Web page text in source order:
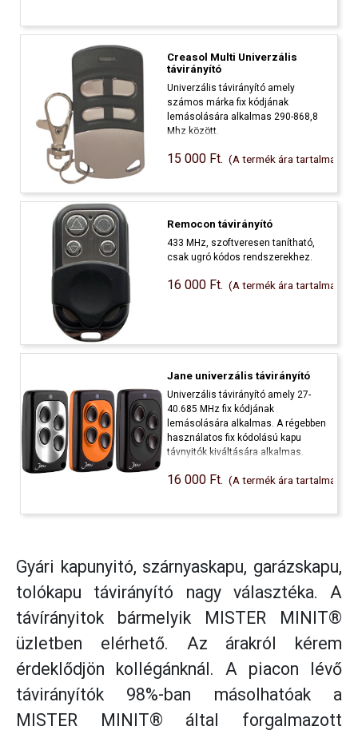
Creasol Multi Univerzális
távirányító
Univerzális távirányító amely
számos márka fix kódjának
lemásolására alkalmas 290-868,8
Mhz között.
15 000 Ft. (A termék ára tartalmazza
Remocon távirányító
433 MHz, szoftveresen tanítható,
csak ugró kódos rendszerekhez.
16 000 Ft. (A termék ára tartalmazza
Jane univerzális távirányító
Univerzális távirányító amely 27-
40.685 MHz fix kódjának
lemásolására alkalmas. A régebben
használatos fix kódolású kapu
távnyitók kiváltására alkalmas.
16 000 Ft. (A termék ára tartalmazza
Gyári kapunyitó, szárnyaskapu, garázskapu,
tolókapu
távirányító nagy választéka.
A
távírányitok bármelyik
MISTER MINIT®
üzletben elérhető. Az árakról kérem
érdeklődjön kollégánknál. A piacon lévő
távirányítók 98%-ban másolhatóak a
MISTER MINIT® által forgalmazott